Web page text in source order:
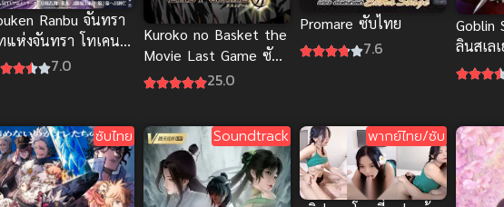
Ranbu จันทรา
แห่งจันทรา โทเคน
ซับไทย อนิเมะต่อสู้
7.0
Kuroko no Basket the
Movie Last Game ซับ
ไทย
25.0
Promare ซับไทย
7.6
Goblin
ลินสเล
ซับไทย Soundtrack พากย์ไทย/ซับ